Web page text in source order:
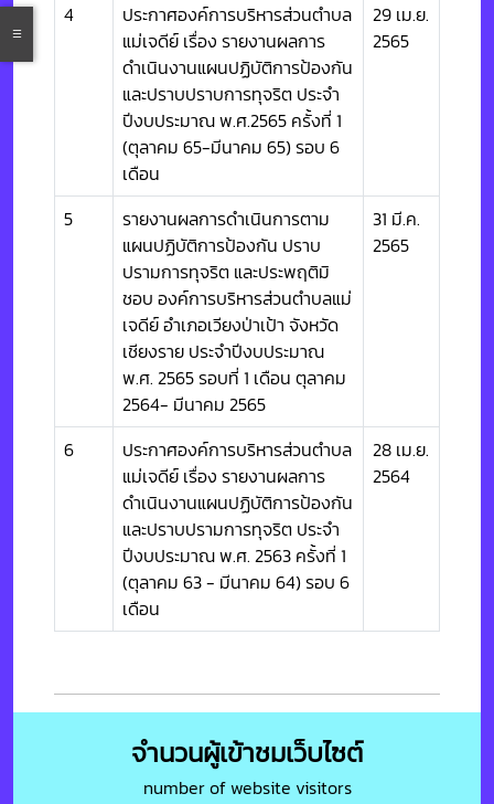
4
ประกาศองค์การบริหารส่วนตำบล
แม่เจดีย์ เรื่อง รายงานผลการ
ดำเนินงานแผนปฏิบัติการป้องกัน
และปราบปราบการทุจริต ประจำ
ปีงบประมาณ พ.ศ.2565 ครั้งที่ 1
(ตุลาคม 65-มีนาคม 65) รอบ 6
เดือน
29 เม.ย.
2565
5
รายงานผลการดำเนินการตาม
แผนปฏิบัติการป้องกัน ปราบ
ปรามการทุจริต และประพฤติมิ
ชอบ องค์การบริหารส่วนตำบลแม่
เจดีย์ อำเภอเวียงป่าเป้า จังหวัด
เชียงราย ประจำปีงบประมาณ
พ.ศ. 2565 รอบที่ 1 เดือน ตุลาคม
2564- มีนาคม 2565
31 มี.ค.
2565
6
ประกาศองค์การบริหารส่วนตำบล
แม่เจดีย์ เรื่อง รายงานผลการ
ดำเนินงานแผนปฏิบัติการป้องกัน
และปราบปรามการทุจริต ประจำ
ปีงบประมาณ พ.ศ. 2563 ครั้งที่ 1
(ตุลาคม 63 - มีนาคม 64) รอบ 6
เดือน
28 เม.ย.
2564
จำนวนผู้เข้าชมเว็บไซต์
number of website visitors